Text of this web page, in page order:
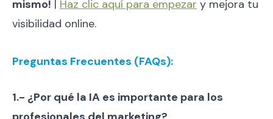
mismo! | Haz clic aquí para empezar y mejora tu
visibilidad online.
Preguntas Frecuentes (FAQs):
1.- ¿Por qué la IA es importante para los